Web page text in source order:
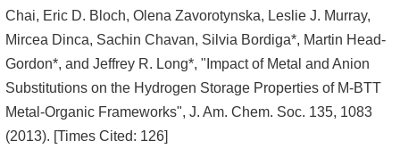
Chai, Eric D. Bloch, Olena Zavorotynska, Leslie J. Murray,
Mircea Dinca, Sachin Chavan, Silvia Bordiga*, Martin Head-
Gordon*, and Jeffrey R. Long*, "Impact of Metal and Anion
Substitutions on the Hydrogen Storage Properties of M-BTT
Metal-Organic Frameworks", J. Am. Chem. Soc. 135, 1083
(2013). [Times Cited: 126]